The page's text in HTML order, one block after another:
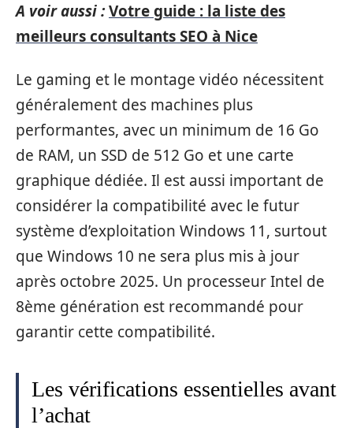
A voir aussi :Votre guide : la liste des
meilleurs consultants SEO à Nice
Le gaming et le montage vidéo nécessitent
généralement des machines plus
performantes, avec un minimum de 16 Go
de RAM, un SSD de 512 Go et une carte
graphique dédiée. Il est aussi important de
considérer la compatibilité avec le futur
système d’exploitation Windows 11, surtout
que Windows 10 ne sera plus mis à jour
après octobre 2025. Un processeur Intel de
8ème génération est recommandé pour
garantir cette compatibilité.
Les vérifications essentielles avant
l’achat